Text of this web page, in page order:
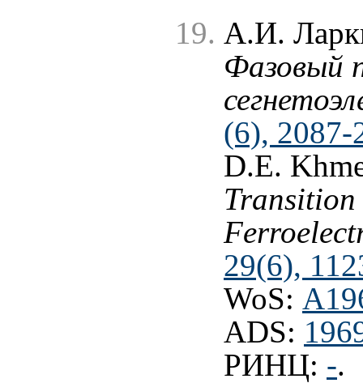
А.И.
Фазовый
(6), 2087-
D.E.
29(6),
WoS:
ADS:
РИНЦ: -.